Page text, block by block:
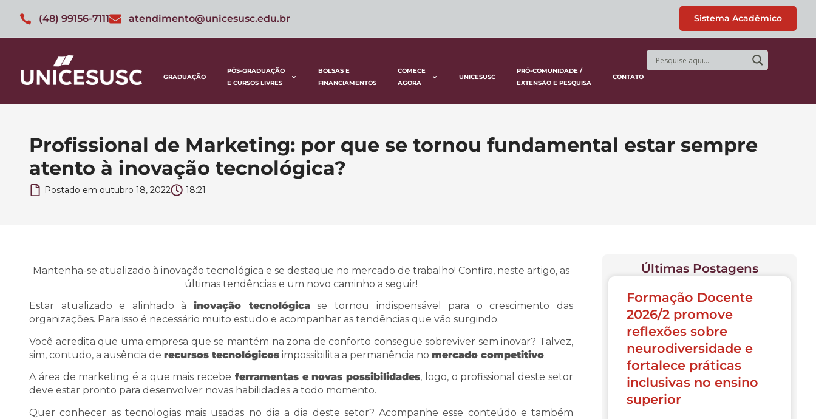
(48) 99156-7111 atendimento@unicesusc.edu.br Sistema Acadêmico
GRADUAÇÃO
PÓS-GRADUAÇÃO
E CURSOS LIVRES
BOLSAS E
FINANCIAMENTOS
COMECE
AGORA
UNICESUSC
PRÓ-COMUNIDADE /
EXTENSÃO E PESQUISA
CONTATO
Profissional de Marketing: por que se tornou fundamental estar sempre
atento à inovação tecnológica?
Postado em outubro 18, 2022 18:21
Mantenha-se atualizado à inovação tecnológica e se destaque no mercado de trabalho! Confira, neste artigo, as
últimas tendências e um novo caminho a seguir!
Estar atualizado e alinhado àinovação tecnológicase tornou indispensável para o crescimento das
organizações. Para isso é necessário muito estudo e acompanhar as tendências que vão surgindo.
Você acredita que uma empresa que se mantém na zona de conforto consegue sobreviver sem inovar? Talvez,
sim, contudo, a ausência de recursos tecnológicos impossibilita a permanência no mercado competitivo.
A área de marketing é a que mais recebe ferramentas e novas possibilidades, logo, o profissional deste setor
deve estar pronto para desenvolver novas habilidades a todo momento.
Quer conhecer as tecnologias mais usadas no dia a dia deste setor? Acompanhe esse conteúdo e também
Últimas Postagens
Formação Docente
2026/2 promove
reflexões sobre
neurodiversidade e
fortalece práticas
inclusivas no ensino
superior